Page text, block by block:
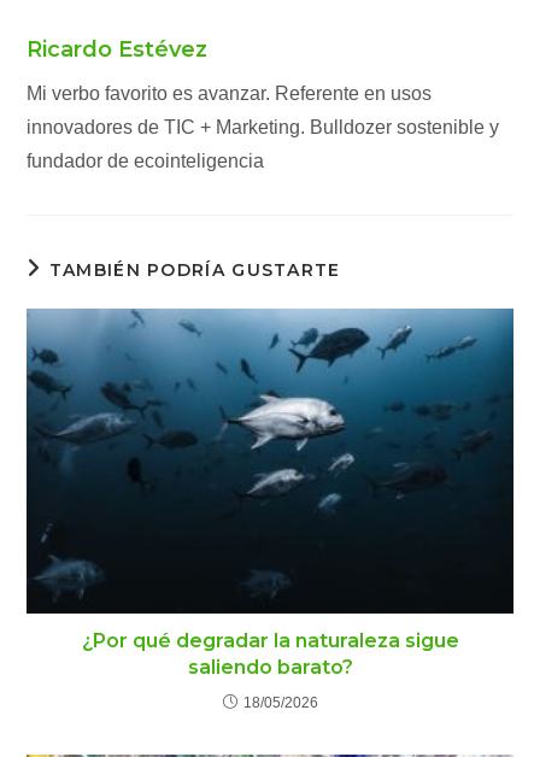
Ricardo Estévez
Mi verbo favorito es avanzar. Referente en usos
innovadores de TIC + Marketing. Bulldozer sostenible y
fundador de ecointeligencia
TAMBIÉN PODRÍA GUSTARTE
¿Por qué degradar la naturaleza sigue
saliendo barato?
18/05/2026